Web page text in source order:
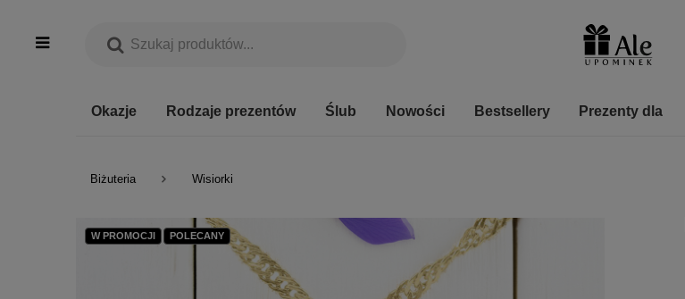
Okazje Rodzaje prezentów Ślub Nowości Bestsellery Prezenty dla
Biżuteria Wisiorki
W PROMOCJI POLECANY